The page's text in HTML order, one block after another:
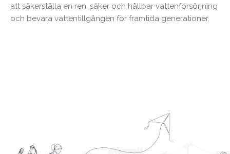
att säkerställa en ren, säker och hållbar vattenförsörjning
och bevara vattentillgången för framtida generationer.